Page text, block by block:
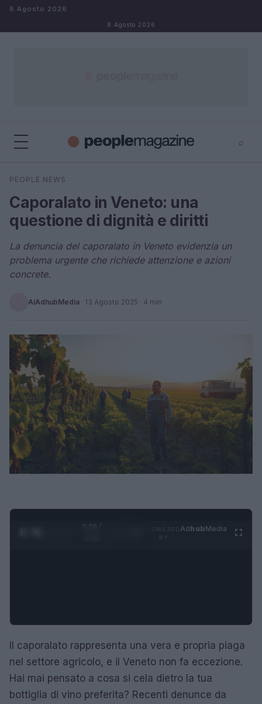
Salta al contenuto
8 Agosto 2026
8 Agosto 2026
⌕
Cerca
PEOPLE NEWS
Caporalato in Veneto: una
questione di dignità e diritti
La denuncia del caporalato in Veneto evidenzia un
problema urgente che richiede attenzione e azioni
concrete.
AiAdhubMedia · 13 Agosto 2025 · 4 min
0:28 /
AdhubMedia
Il caporalato rappresenta una vera e propria piaga
nel settore agricolo, e il Veneto non fa eccezione.
Hai mai pensato a cosa si cela dietro la tua
bottiglia di vino preferita? Recenti denunce da